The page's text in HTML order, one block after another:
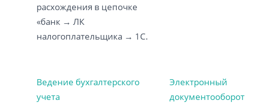
расхождения в цепочке
«банк → ЛК
налогоплательщика → 1С.
Ведение бухгалтерского
учета
Электронный
документооборот